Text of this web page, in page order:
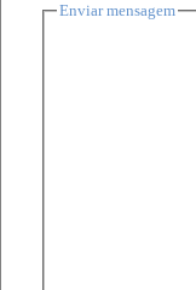
Enviar mensagem